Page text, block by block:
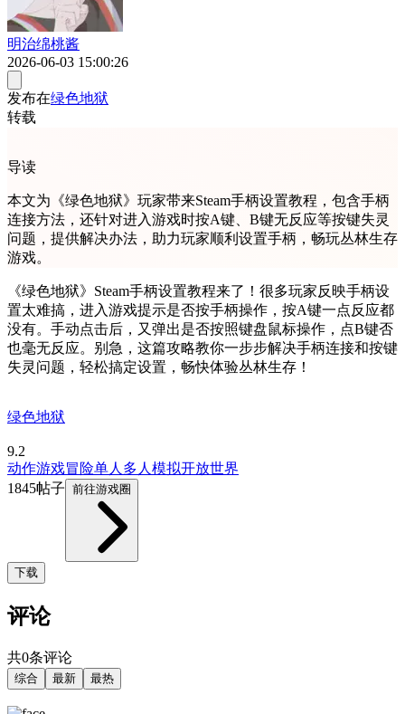
明治绵桃酱
2026-06-03 15:00:26
发布在绿色地狱
转载
导读
本文为《绿色地狱》玩家带来Steam手柄设置教程，包含手柄
连接方法，还针对进入游戏时按A键、B键无反应等按键失灵
问题，提供解决办法，助力玩家顺利设置手柄，畅玩丛林生存
游戏。
《绿色地狱》Steam手柄设置教程来了！很多玩家反映手柄设
置太难搞，进入游戏提示是否按手柄操作，按A键一点反应都
没有。手动点击后，又弹出是否按照键盘鼠标操作，点B键否
也毫无反应。别急，这篇攻略教你一步步解决手柄连接和按键
失灵问题，轻松搞定设置，畅快体验丛林生存！
绿色地狱
9.2
动作游戏冒险单人 多人 模拟开放世界
1845帖子 前往游戏圈
下载
评论
共0条评论
综合 最新 最热